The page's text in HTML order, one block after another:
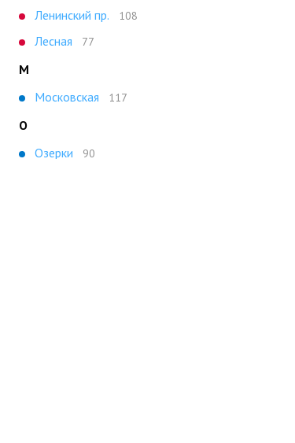
Ленинский пр. 108
Лесная 77
М
Московская
117
О
Озерки
90